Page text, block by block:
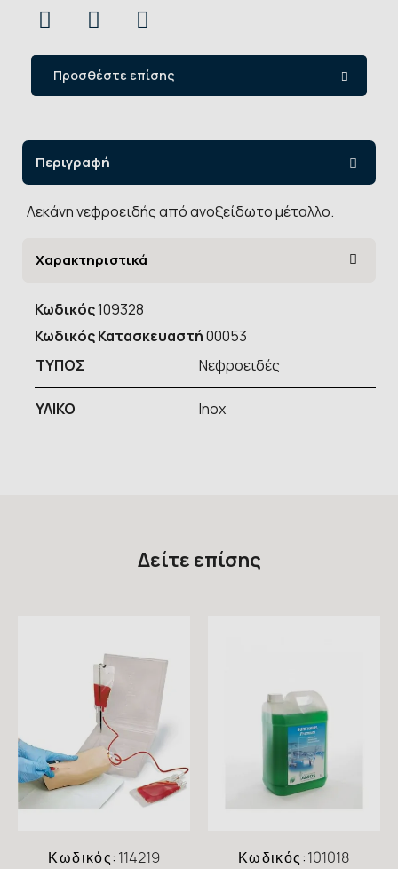
Προσθέστε επίσης
Περιγραφή
Λεκάνη νεφροειδής από ανοξείδωτο μέταλλο.
Χαρακτηριστικά
Κωδικός109328
Κωδικός Κατασκευαστή00053
ΤΥΠOΣ
Νεφροειδές
ΥΛΙΚΟ Inox
Δείτε επίσης
Κωδικός: 114219 Κωδικός:101018